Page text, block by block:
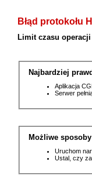
Błąd protokołu
Limit czasu
Najbardziej
Aplikacja
Serwer
Możliwe
Uruchom
Ustal, czy za